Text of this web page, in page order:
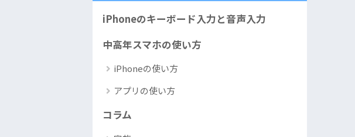
iPhoneのキーボード入力と音声入力
中高年スマホの使い方
iPhoneの使い方
アプリの使い方
コラム